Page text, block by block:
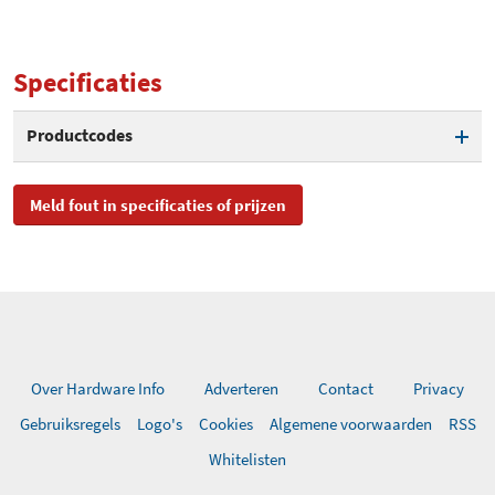
Specificaties
Productcodes
SKU
NPFH70, NP-FH70,
NPFH70.CE
Meld fout in specificaties of prijzen
Over Hardware Info Adverteren Contact
Privacy
Gebruiksregels
Logo's Cookies Algemene voorwaarden
RSS
Whitelisten